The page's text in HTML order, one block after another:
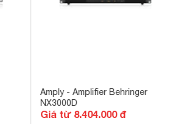
Amply - Amplifier Behringer
NX3000D
Giá từ 8.404.000 đ